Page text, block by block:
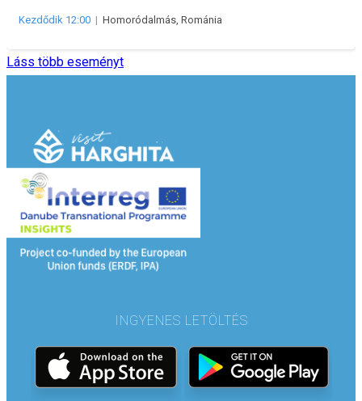
Kezdődik 12:00 | Homoródalmás, Románia
Láss több eseményt
INGYENES LETÖLTÉS